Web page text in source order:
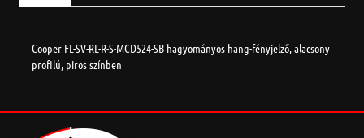
Cooper FL-SV-RL-R-S-MCD524-SB hagyományos hang-fényjelző, alacsony
profilú, piros színben